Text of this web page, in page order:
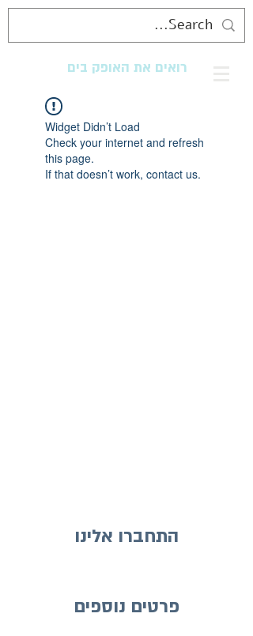
רואים את האופק בים
Widget Didn’t Load
Check your internet and refresh
this page.
If that doesn’t work, contact us.
התחברו אלינו
פרטים נוספים